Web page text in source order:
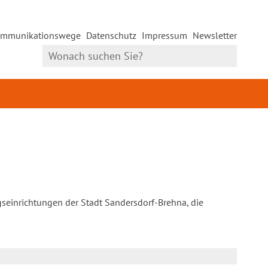
Datenschutz Impressum Newsletter
der Stadt Sandersdorf-Brehna, die